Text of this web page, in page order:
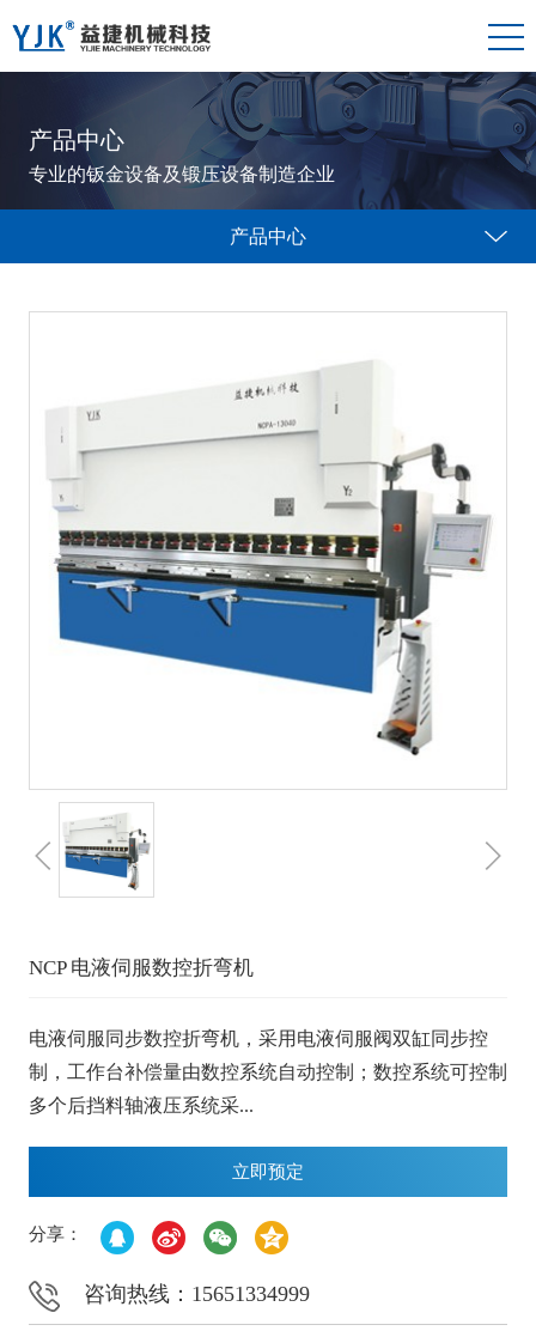
产品中心
专业的钣金设备及锻压设备制造企业
产品中心
NCP 电液伺服数控折弯机
电液伺服同步数控折弯机，采用电液伺服阀双缸同步控
制，工作台补偿量由数控系统自动控制；数控系统可控制
多个后挡料轴液压系统采...
立即预定
分享：
咨询热线：15651334999